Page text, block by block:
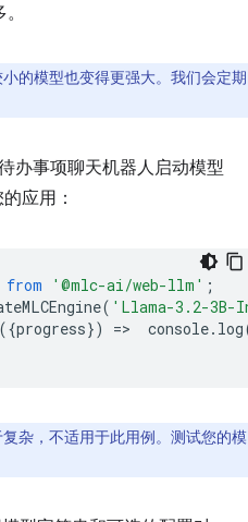
的模型也变得更强大。我们会定期
办事项聊天机器人启动模型
应用：
from '@mlc-ai/web-llm' ;
( 'Llama-3.2-3B-
({progress}) => console. log
杂，不适用于此用例。测试您的模